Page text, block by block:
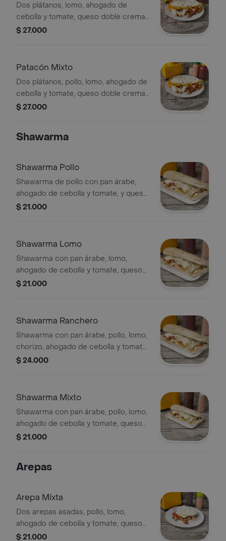
Dos plátanos, lomo, ahogado de
cebolla y tomate, queso doble crema
y costeño.
$ 27.000
Patacón Mixto
Dos plátanos, pollo, lomo, ahogado de
cebolla y tomate, queso doble crema
y costeño.
$ 27.000
Shawarma
Shawarma Pollo
Shawarma de pollo con pan árabe,
ahogado de cebolla y tomate, y queso
doble crema.
$ 21.000
Shawarma Lomo
Shawarma con pan árabe, lomo,
ahogado de cebolla y tomate, queso
doble crema.
$ 21.000
Shawarma Ranchero
Shawarma con pan árabe, pollo, lomo,
chorizo, ahogado de cebolla y tomate,
queso doble crema.
$ 24.000
Shawarma Mixto
Shawarma con pan árabe, pollo, lomo,
ahogado de cebolla y tomate, queso
doble crema.
$ 21.000
Arepas
Arepa Mixta
Dos arepas asadas, pollo, lomo,
ahogado de cebolla y tomate, queso
doble crema y costeño.
$ 21.000